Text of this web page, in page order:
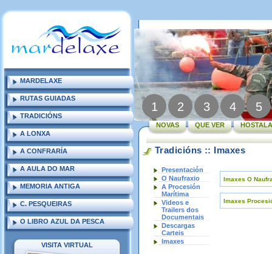
MARDELAXE
RUTAS GUIADAS
TRADICIÓNS
A LONXA
A CONFRARÍA
A AULA DO MAR
MEMORIA ANTIGA
C. PESQUEIRAS
O LIBRO AZUL DA PESCA
VISITA VIRTUAL
1 2 3 4 5
NOVAS QUE VER
Tradicións :: Imaxes
Presentación
O Naufraxio
A Procesión
Marítima
Videos e
Trailers dos
Documentais
Descargas
Carteis
Imaxes
Imaxes O
Imaxes